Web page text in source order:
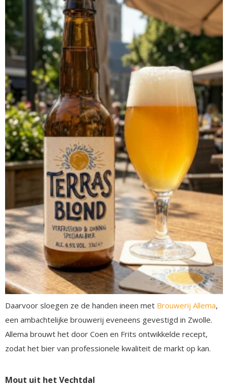
Daarvoor sloegen ze de handen ineen met Brouwerij Allema,
een ambachtelijke brouwerij eveneens gevestigd in Zwolle.
Allema brouwt het door Coen en Frits ontwikkelde recept,
zodat het bier van professionele kwaliteit de markt op kan.
Mout uit het Vechtdal